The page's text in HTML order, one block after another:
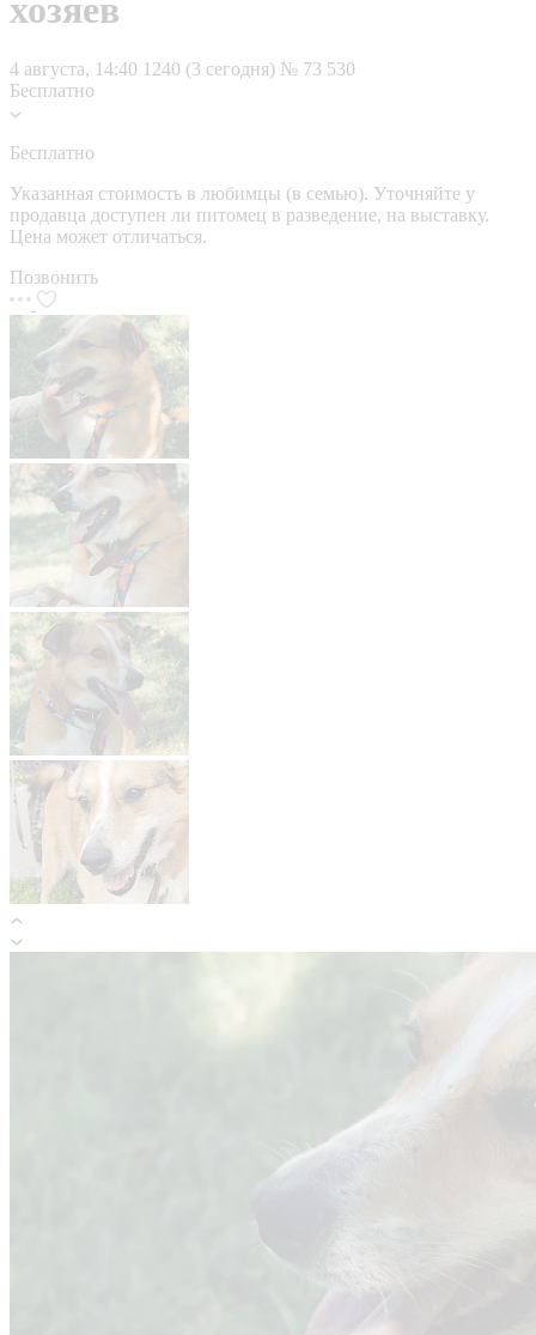
хозяев
4 августа, 14:40 1240 (3 сегодня) № 73 530
Бесплатно
Бесплатно
Указанная стоимость в любимцы (в семью). Уточняйте у
продавца доступен ли питомец в разведение, на выставку.
Цена может отличаться.
Позвонить